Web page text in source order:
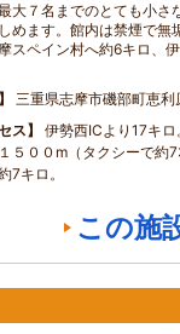
大７名までのとても小さ
めます。館内は禁煙で無
スペイン村へ約6キロ、
三重県志摩市磯部町恵利
ス
伊勢西ICより17キ
５００m（タクシーで約
7キロ。
この施